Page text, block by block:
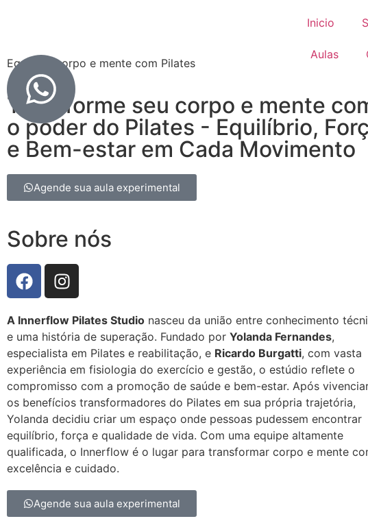
Inicio
Aulas
Equilibre corpo e mente com Pilates
Transforme seu corpo e mente
o poder do Pilates - Equilíbrio,
e Bem-estar em Cada Movimento
Agende sua aula experimental
Sobre nós
A Innerflow Pilates Studio nasceu da união entre conhecimento
e uma história de superação. Fundado por Yolanda Fernandes,
especialista em Pilates e reabilitação, e Ricardo Burgatti, com vasta
experiência em fisiologia do exercício e gestão, o estúdio reflete o
compromisso com a promoção de saúde e bem-estar. Após
os benefícios transformadores do Pilates em sua própria trajetória,
Yolanda decidiu criar um espaço onde pessoas pudessem encontrar
equilíbrio, força e qualidade de vida. Com uma equipe altamente
qualificada, o Innerflow é o lugar para transformar corpo e mente
excelência e cuidado.
Agende sua aula experimental